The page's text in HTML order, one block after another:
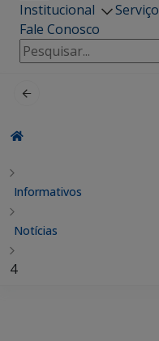
Institucional
Fale Conosco
Pesquisar
por:
Informativos
Notícias
4